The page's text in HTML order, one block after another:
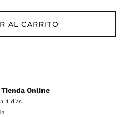
AL CARRITO
Tienda Online
4 días